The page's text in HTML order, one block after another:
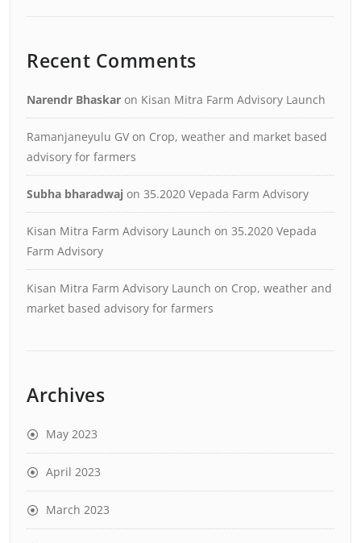
Recent Comments
Narendr Bhaskar on Kisan Mitra Farm Advisory Launch
Ramanjaneyulu GV on Crop, weather and market based
advisory for farmers
Subha bharadwaj on 35.2020 Vepada Farm Advisory
Kisan Mitra Farm Advisory Launch on 35.2020 Vepada
Farm Advisory
Kisan Mitra Farm Advisory Launch on Crop, weather and
market based advisory for farmers
Archives
May 2023
April 2023
March 2023